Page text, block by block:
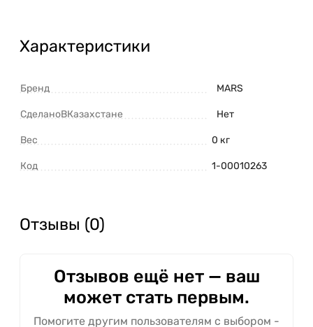
Характеристики
Бренд MARS
СделаноВКазахстане Нет
Вес 0 кг
Код 1-00010263
Отзывы (0)
Отзывов ещё нет — ваш
может стать первым.
Помогите другим пользователям с выбором -